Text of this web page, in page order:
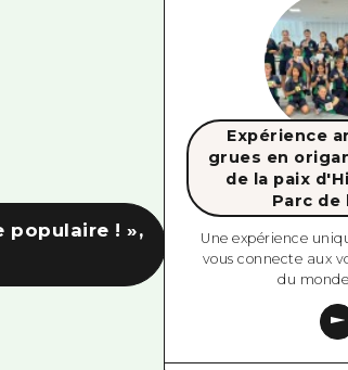
populaire ! »,
Expérience
grues en
de la paix
Parc de
Une expérience
vous connecte aux
du